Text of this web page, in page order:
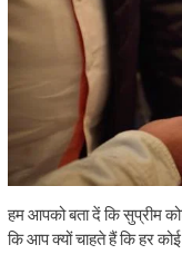
हम आपको बता दें कि सुप्रीम
कि आप क्यों चाहते हैं कि हर